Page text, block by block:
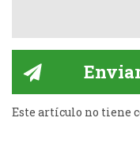
Este artículo no tiene